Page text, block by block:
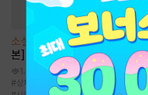
소설
[BL] 소문난 오메가 [단행
본]
1.4만
#상처수 질투 # 오메가버스
애절물